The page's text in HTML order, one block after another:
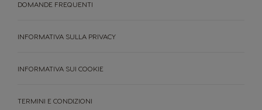
DOMANDE FREQUENTI
INFORMATIVA SULLA PRIVACY
INFORMATIVA SUI COOKIE
TERMINI E CONDIZIONI